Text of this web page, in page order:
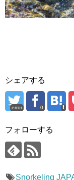
シェアする
error 0
フォローする
Snorkeling